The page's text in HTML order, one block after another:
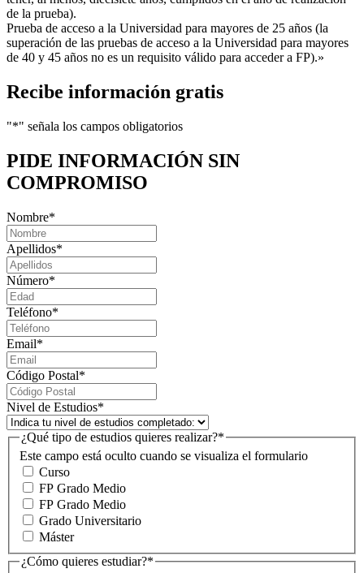
de la prueba).
Prueba de acceso a la Universidad para mayores de 25 años (la
superación de las pruebas de acceso a la Universidad para mayores
de 40 y 45 años no es un requisito válido para acceder a FP).»
Recibe información gratis
"*" señala los campos obligatorios
PIDE INFORMACIÓN SIN
COMPROMISO
Nombre*
Apellidos*
Número*
Teléfono*
Email*
Código Postal*
Nivel de Estudios*
Este campo está oculto cuando se visualiza el formulario
¿Qué tipo de estudios quieres realizar?*
Curso
FP Grado Medio
FP Grado Medio
Grado Universitario
Máster
¿Cómo quieres estudiar?*